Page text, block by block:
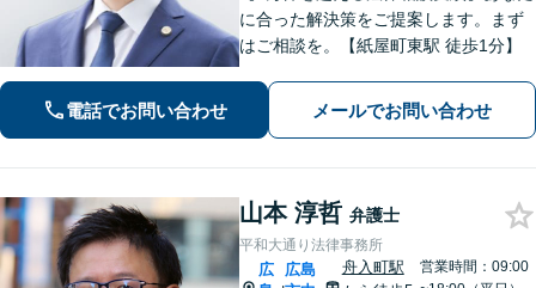
に合った解決策をご提案します。まず
はご相談を。【紙屋町東駅 徒歩1分】
電話でお問い合わせ メールでお問い合わせ
山本 淳哲 弁護士
平和大通り法律事務所
広
広島
舟入町駅
営業時間：09:00